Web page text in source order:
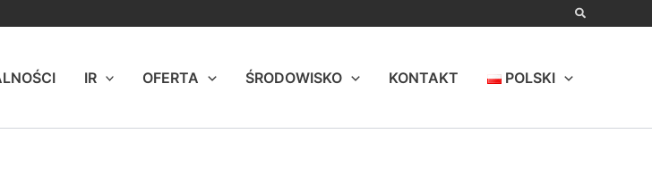
IR OFERTA ŚRODOWISKO KONTAKT POLSKI